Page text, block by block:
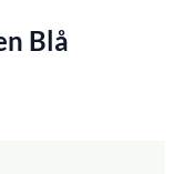
Blå